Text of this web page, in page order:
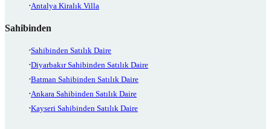
Antalya Kiralık Villa
Sahibinden
Sahibinden Satılık Daire
Diyarbakır Sahibinden Satılık Daire
Batman Sahibinden Satılık Daire
Ankara Sahibinden Satılık Daire
Kayseri Sahibinden Satılık Daire